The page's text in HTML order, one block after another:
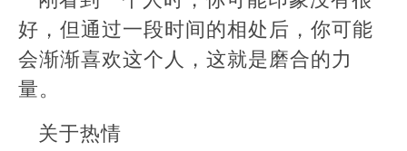
好，但通过一段时间的相处后，你可能
会渐渐喜欢这个人，这就是磨合的力
量。
关于热情